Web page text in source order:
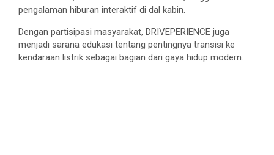
pengalaman hiburan interaktif di dal kabin.
Dengan partisipasi masyarakat, DRIVEPERIENCE juga
menjadi sarana edukasi tentang pentingnya transisi ke
kendaraan listrik sebagai bagian dari gaya hidup modern.